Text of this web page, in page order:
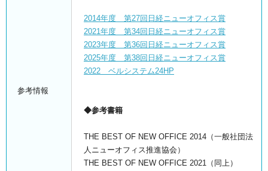
参考情報
2014年度 第27回日経ニューオフィス賞
2021年度 第34回日経ニューオフィス賞
2023年度 第36回日経ニューオフィス賞
2025年度 第38回日経ニューオフィス賞
2022 ベルシステム24HP
◆参考書籍
THE BEST OF NEW OFFICE 2014（一般社団法
人ニューオフィス推進協会）
THE BEST OF NEW OFFICE 2021（同上）